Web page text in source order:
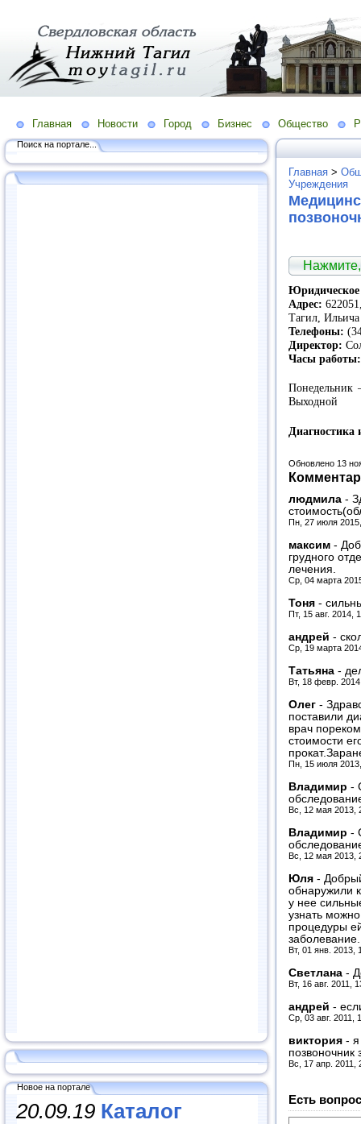
Главная Новости Город Бизнес Общество
Поиск на портале...
Новое на портале
20.09.19 Каталог
Главная >
Учреждения
Юридическое
Адрес:
Тагил,
Телефоны:
Директор:
Часы работы:
Понедельник
Выходной
Диагностика
Обновлено 13
людмила -
Пн, 27 июля
максим -
грудного
лечения.
Ср, 04 марта
Тоня -
Пт, 15 авг. 2014,
андрей -
Ср, 19 марта
Татьяна -
Вт, 18 февр.
Олег -
поставили
врач
стоимости
Пн, 15 июля
Владимир -
Вс, 12 мая 2013,
Владимир -
Вс, 12 мая 2013,
Юля -
обнаружили
у нее
узнать
процедуры
заболевание.
Вт, 01 янв. 2013,
Светлана -
Вт, 16 авг. 2011,
андрей -
Ср, 03 авг. 2011,
виктория - я
позвоночник
Вс, 17 апр. 2011,
Есть